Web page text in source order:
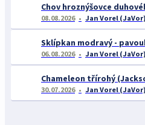
Chov hroznýšovce
08.08.2026 Jan Vorel (JaVor)
Sklípkan modravý -
06.08.2026 Jan Vorel (JaVor)
Chameleon třírohý
30.07.2026 Jan Vorel (JaVor)